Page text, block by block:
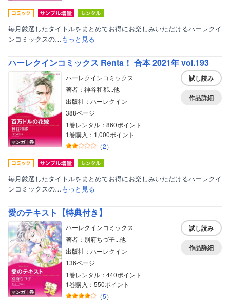
毎月厳選したタイトルをまとめてお得にお楽しみいただけるハーレクイ
ンコミックスの…もっと見る
ハーレクインコミックス Renta！ 合本 2021年 vol.193
マンガ｜巻
ハーレクインコミックス
著者：神谷和都...他
出版社：ハーレクイン
388ページ
1巻レンタル：860ポイント
1巻購入：1,000ポイント
（2）
試し読み
作品詳細
毎月厳選したタイトルをまとめてお得にお楽しみいただけるハーレクイ
ンコミックスの…もっと見る
愛のテキスト【特典付き】
マンガ｜巻
ハーレクインコミックス
著者：別府ちづ子...他
出版社：ハーレクイン
136ページ
1巻レンタル：440ポイント
1巻購入：550ポイント
（5）
試し読み
作品詳細